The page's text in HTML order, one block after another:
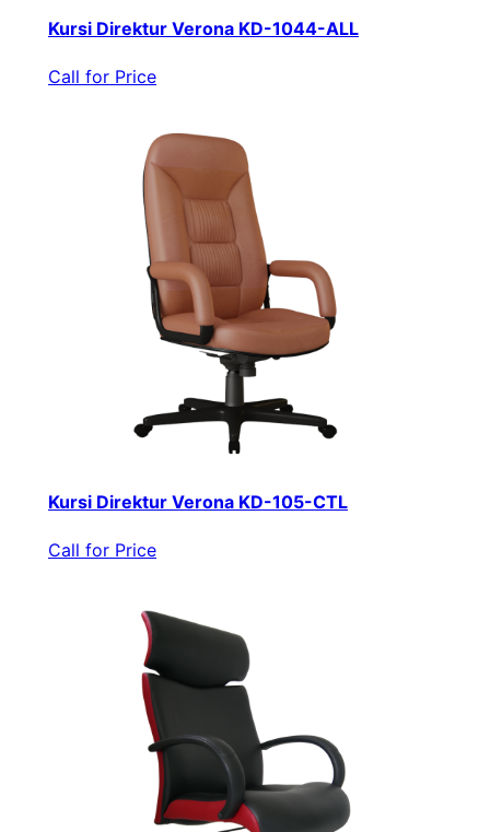
Kursi Direktur Verona KD-1044-ALL
Call for Price
Kursi Direktur Verona KD-105-CTL
Call for Price